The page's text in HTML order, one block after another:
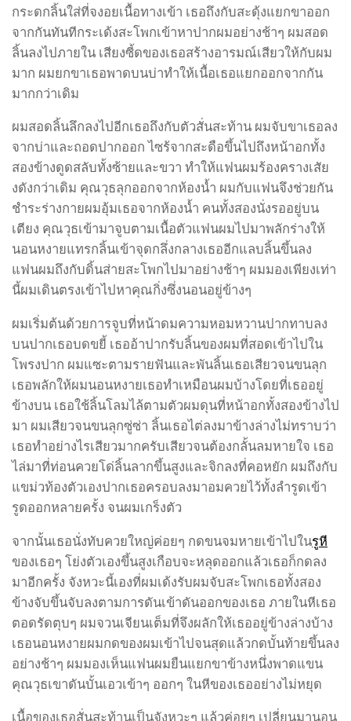
กระดกลิ้นใส่ที่จงอยเนื้อทางเข้า เธอถึงกับสะดุ้งแยกขาออก
จากกันทันทีกระเด้งสะโพกเข้าหาปากผมอย่างช้าๆ ผมสอด
ลิ้นลงไปภายใน เสียงซี้ดของเธอสร้างอารมณ์เสียวให้กับผม
มาก ผมยกขาเธอพาดบนบ่าทำให้เนื้อเธอแยกออกจากกัน
มากกว่าเดิม
ผมสอดลิ้นลึกลงไปอีกเธอถึงกับตัวสั่นสะท้าน ผมจับขาเธอลง
จากบ่าและถอดปากออก ไซร้จากสะดือขึ้นไปถึงหน้าอกทั้ง
สองข้างดูดสลับทั้งซ้ายและขวา ทำให้แฟนผมร้องครางเสัย
งดังกว่าเดิม คุณวุธลุกออกจากห้องน้ำ ผมกับแฟนจึงช่วยกัน
ชำระร่างกายผมอุ้มเธอจากห้องน้ำ คนทั้งสองนั่งรออยู่บน
เตียง คุณวุธเข้ามาจูบตามเนื้อตัวแฟนผมไปมาพลักร่างให้
นอนหงายแทรกลิ้นเข้าจุดกลึ่งกลางเธออีกแลบลิ้นขึ้นลง
แฟนผมถึงกับดิ้นส่ายสะโพกไปมาอย่างช้าๆ ผมมองเพียงเท่า
นี้ผมเดินตรงเข้าไปหาคุณกิ่งซึ่งนอนอยู่ข้างๆ
ผมเริ่มต้นด้วยการจูบที่หน้าดมความหอมหวานปากทาบลง
บนปากเธอบดขยี้ เธออ้าปากรับลิ้นของผมที่สอดเข้าไปใน
โพรงปาก ผมแซะตามรายฟันและพันลิ้นเธอเสียวจนขนลุก
เธอพลักให้ผมนอนหงายเธอทำเหมือนผมบ้างโดยที่เธออยู่
ข้างบน เธอใช้ลิ้นโลมไล้ตามตัวผมดุนที่หน้าอกทั้งสองข้างไป
มา ผมเสียวจนขนลุกซู่ซ่า ลิ้นเธอไต่ลงมาข้างล่างไม่ทราบว่า
เธอทำอย่างไรเสียวมากครับเสียวจนต้องกลั้นลมหายใจ เธอ
ไล่มาที่ท่อนควยโด่ลิ้นลากขึ้นสูงและจิกลงที่คอหยัก ผมถึงกับ
แขม่วท้องตัวเองปากเธอครอบลงมาอมควยไว้ทั้งลำรูดเข้า
รูดออกหลายครั้ง จนผมเกร็งตัว
จากนั้นเธอนั่งทับควยใหญ่ค่อยๆ กดขนจมหายเข้าไปในรูหี
ของเธอๆ โย่งตัวเองขึ้นสูงเกือบจะหลุดออกแล้วเธอก็กดลง
มาอีกครั้ง จังหวะนี้เองที่ผมเด้งรับผมจับสะโพกเธอทั้งสอง
ข้างจับขึ้นจับลงตามการดันเข้าดันออกของเธอ ภายในหีเธอ
ตอดรัดตุบๆ ผมจวนเจียนเต็มที่จึงผลักให้เธออยู่ข้างล่างบ้าง
เธอนอนหงายผมกดของผมเข้าไปจนสุดแล้วกดบั้นท้ายขึ้นลง
อย่างช้าๆ ผมมองเห็นแฟนผมยืนแยกขาข้างหนึ่งพาดแขน
คุณวุธเขาดันบั้นเอวเข้าๆ ออกๆ ในหีของเธออย่างไม่หยุด
เนื้อของเธอสั่นสะท้านเป็นจังหวะๆ แล้วค่อยๆ เปลี่ยนมานอน